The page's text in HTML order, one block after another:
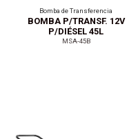
Bomba de Transferencia
BOMBA P/TRANSF. 12V
P/DIÉSEL 45L
MSA-45B